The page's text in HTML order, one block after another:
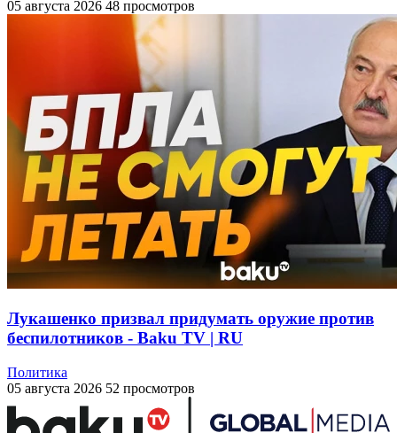
05 августа 2026 48 просмотров
Лукашенко призвал придумать оружие против
беспилотников - Baku TV | RU
Политика
05 августа 2026 52 просмотров